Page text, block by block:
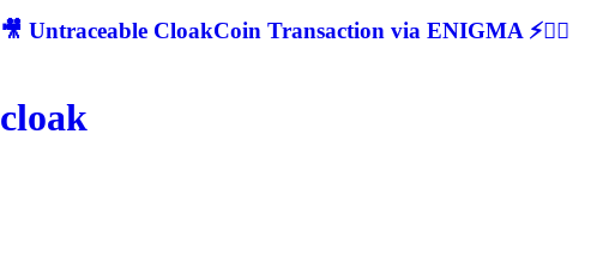
🎥 Untraceable CloakCoin Transaction via ENIGMA ⚡🕵‍♂
cloak